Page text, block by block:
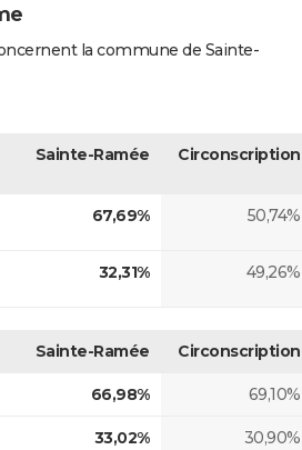
la commune de Sainte-
Sainte-Ramée Circonscription
67,69% 50,74%
32,31% 49,26%
Sainte-Ramée Circonscription
66,98% 69,10%
33,02% 30,90%